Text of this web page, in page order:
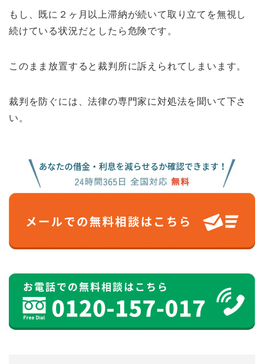
もし、既に２ヶ月以上滞納が続いて取り立てを無視し
続けている状況だとしたら危険です。
このまま放置すると裁判所に訴えられてしまいます。
裁判を防ぐには、法律の専門家に対処法を聞いて下さ
い。